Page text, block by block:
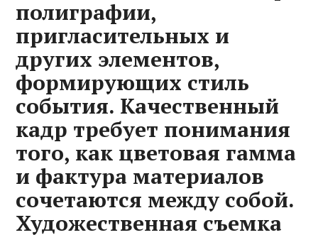
полиграфии,
пригласительных и
других элементов,
формирующих стиль
события. Качественный
кадр требует понимания
того, как цветовая гамма
и фактура материалов
сочетаются между собой.
Художественная съемка